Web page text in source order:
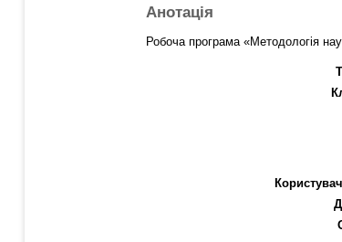
Анотація
Робоча програма «Методологія